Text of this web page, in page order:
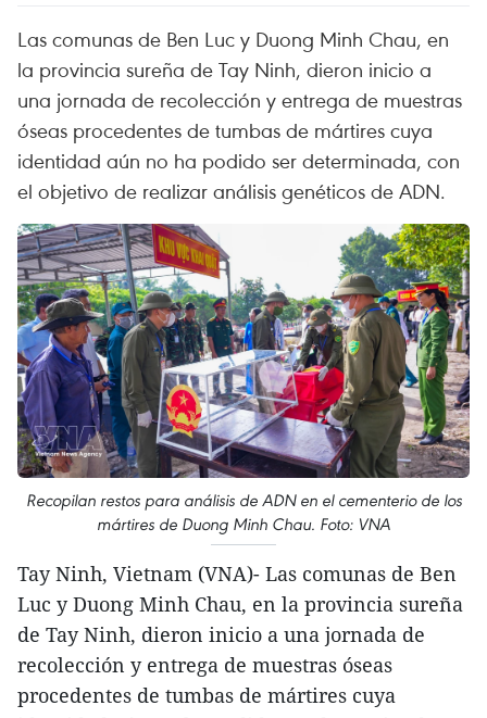
Las comunas de Ben Luc y Duong Minh Chau, en
la provincia sureña de Tay Ninh, dieron inicio a
una jornada de recolección y entrega de muestras
óseas procedentes de tumbas de mártires cuya
identidad aún no ha podido ser determinada, con
el objetivo de realizar análisis genéticos de ADN.
Recopilan restos para análisis de ADN en el cementerio de los
mártires de Duong Minh Chau. Foto: VNA
Tay Ninh, Vietnam (VNA)- Las comunas de Ben
Luc y Duong Minh Chau, en la provincia sureña
de Tay Ninh, dieron inicio a una jornada de
recolección y entrega de muestras óseas
procedentes de tumbas de mártires cuya